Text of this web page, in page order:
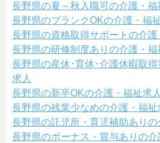
長野県の夏～秋入職可の介護・福
長野県のブランクOKの介護・福
長野県の資格取得サポートの介護
長野県の研修制度ありの介護・福
長野県の産休･育休･介護休暇取
求人
長野県の新卒OKの介護・福祉求人
長野県の残業少なめの介護・福祉
長野県の託児所・育児補助ありの
長野県のボーナス・賞与ありの介